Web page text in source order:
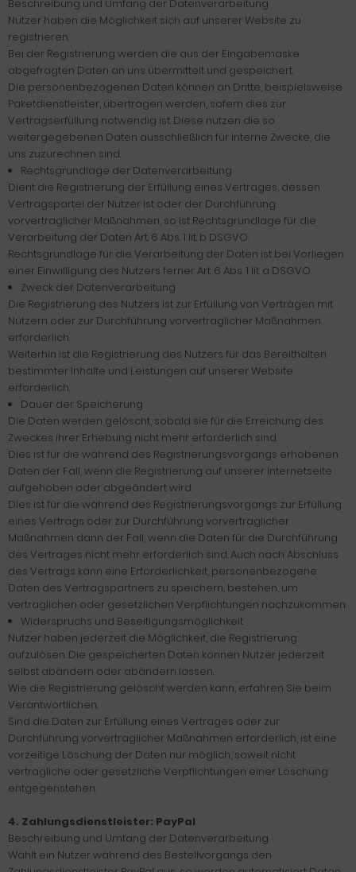
Beschreibung und Umfang der Datenverarbeitung
Nutzer haben die Möglichkeit sich auf unserer Website zu
registrieren.
Bei der Registrierung werden die aus der Eingabemaske
abgefragten Daten an uns übermittelt und gespeichert.
Die personenbezogenen Daten können an Dritte, beispielsweise
Paketdienstleister, übertragen werden, sofern dies zur
Vertragserfüllung notwendig ist. Diese nutzen die so
weitergegebenen Daten ausschließlich für interne Zwecke, die
uns zuzurechnen sind.
Rechtsgrundlage der Datenverarbeitung
Dient die Registrierung der Erfüllung eines Vertrages, dessen
Vertragspartei der Nutzer ist oder der Durchführung
vorvertraglicher Maßnahmen, so ist Rechtsgrundlage für die
Verarbeitung der Daten Art. 6 Abs. 1 lit. b DSGVO.
Rechtsgrundlage für die Verarbeitung der Daten ist bei Vorliegen
einer Einwilligung des Nutzers ferner Art. 6 Abs. 1 lit. a DSGVO.
Zweck der Datenverarbeitung
Die Registrierung des Nutzers ist zur Erfüllung von Verträgen mit
Nutzern oder zur Durchführung vorvertraglicher Maßnahmen
erforderlich.
Weiterhin ist die Registrierung des Nutzers für das Bereithalten
bestimmter Inhalte und Leistungen auf unserer Website
erforderlich.
Dauer der Speicherung
Die Daten werden gelöscht, sobald sie für die Erreichung des
Zweckes ihrer Erhebung nicht mehr erforderlich sind.
Dies ist für die während des Registrierungsvorgangs erhobenen
Daten der Fall, wenn die Registrierung auf unserer Internetseite
aufgehoben oder abgeändert wird.
Dies ist für die während des Registrierungsvorgangs zur Erfüllung
eines Vertrags oder zur Durchführung vorvertraglicher
Maßnahmen dann der Fall, wenn die Daten für die Durchführung
des Vertrages nicht mehr erforderlich sind. Auch nach Abschluss
des Vertrags kann eine Erforderlichkeit, personenbezogene
Daten des Vertragspartners zu speichern, bestehen, um
vertraglichen oder gesetzlichen Verpflichtungen nachzukommen.
Widerspruchs und Beseitigungsmöglichkeit
Nutzer haben jederzeit die Möglichkeit, die Registrierung
aufzulösen. Die gespeicherten Daten können Nutzer jederzeit
selbst abändern oder abändern lassen.
Wie die Registrierung gelöscht werden kann, erfahren Sie beim
Verantwortlichen.
Sind die Daten zur Erfüllung eines Vertrages oder zur
Durchführung vorvertraglicher Maßnahmen erforderlich, ist eine
vorzeitige Löschung der Daten nur möglich, soweit nicht
vertragliche oder gesetzliche Verpflichtungen einer Löschung
entgegenstehen.
4. Zahlungsdienstleister: PayPal
Beschreibung und Umfang der Datenverarbeitung
Wählt ein Nutzer während des Bestellvorgangs den